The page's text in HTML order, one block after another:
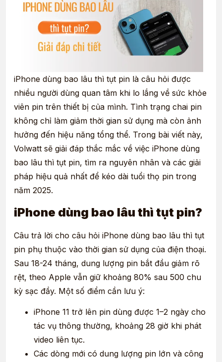
iPhone dùng bao lâu thì tụt pin là câu hỏi được
nhiều người dùng quan tâm khi lo lắng về sức khỏe
viên pin trên thiết bị của mình. Tình trạng chai pin
không chỉ làm giảm thời gian sử dụng mà còn ảnh
hưởng đến hiệu năng tổng thể. Trong bài viết này,
Volwatt sẽ giải đáp thắc mắc về việc iPhone dùng
bao lâu thì tụt pin, tìm ra nguyên nhân và các giải
pháp hiệu quả nhất để kéo dài tuổi thọ pin trong
năm 2025.
iPhone dùng bao lâu thì tụt pin?
Câu trả lời cho câu hỏi iPhone dùng bao lâu thì tụt
pin phụ thuộc vào thời gian sử dụng của điện thoại.
Sau 18-24 tháng, dung lượng pin bắt đầu giảm rõ
rệt, theo Apple vẫn giữ khoảng 80% sau 500 chu
kỳ sạc đầy. Một số điểm cần lưu ý:
iPhone 11 trở lên pin dùng được 1–2 ngày cho
tác vụ thông thường, khoảng 28 giờ khi phát
video liên tục.
Các dòng mới có dung lượng pin lớn và công